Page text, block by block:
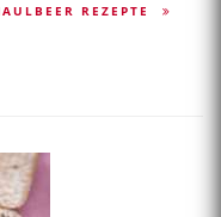
REZEPTE